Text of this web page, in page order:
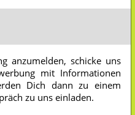
anzumelden, schicke uns
mit Informationen
Dich dann zu einem
zu uns einladen.